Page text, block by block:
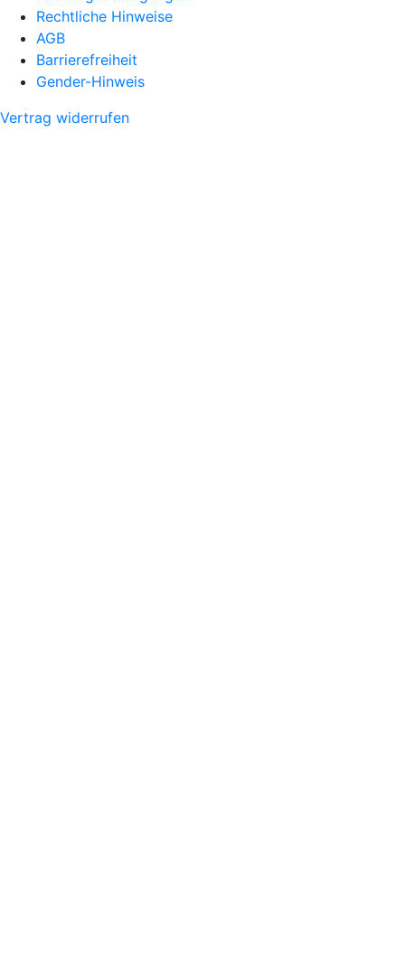
Rechtliche Hinweise
AGB
Barrierefreiheit
Gender-Hinweis
Vertrag widerrufen